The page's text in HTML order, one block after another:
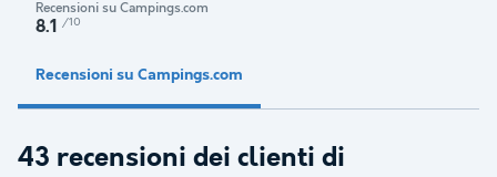
Recensioni su Campings.com
8.1 /10
Recensioni su Campings.com
43 recensioni dei clienti di